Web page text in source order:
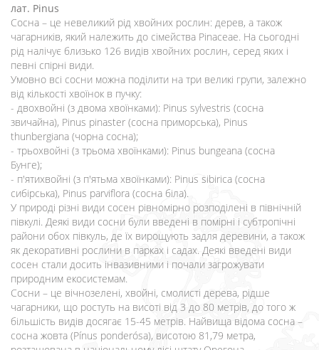
лат. Pinus
Сосна – це невеликий рід хвойних рослин: дерев, а також
чагарників, який належить до сімейства Pinaceae. На сьогодні
рід налічує близько 126 видів хвойних рослин, серед яких і
певні спірні види.
Умовно всі сосни можна поділити на три великі групи, залежно
від кількості хвоїнок в пучку:
- двохвойні (з двома хвоїнками): Pinus sylvestris (сосна
звичайна), Pinus pinaster (сосна приморська), Pinus
thunbergiana (чорна сосна);
- трьохвойні (з трьома хвоїнками): Pinus bungeana (сосна
Бунге);
- п'ятихвойні (з п'ятьма хвоїнками): Pinus sibirica (сосна
сибірська), Pinus parviflora (сосна біла).
У природі різні види сосен рівномірно розподілені в північній
півкулі. Деякі види сосни були введені в помірні і субтропічні
райони обох півкуль, де їх вирощують задля деревини, а також
як декоративні рослини в парках і садах. Деякі введені види
сосен стали досить інвазивними і почали загрожувати
природним екосистемам.
Сосни – це вічнозелені, хвойні, смолисті дерева, рідше
чагарники, що ростуть на висоті від 3 до 80 метрів, до того ж
більшість видів досягає 15-45 метрів. Найвища відома сосна –
сосна жовта (Pínus ponderósa), висотою 81,79 метра,